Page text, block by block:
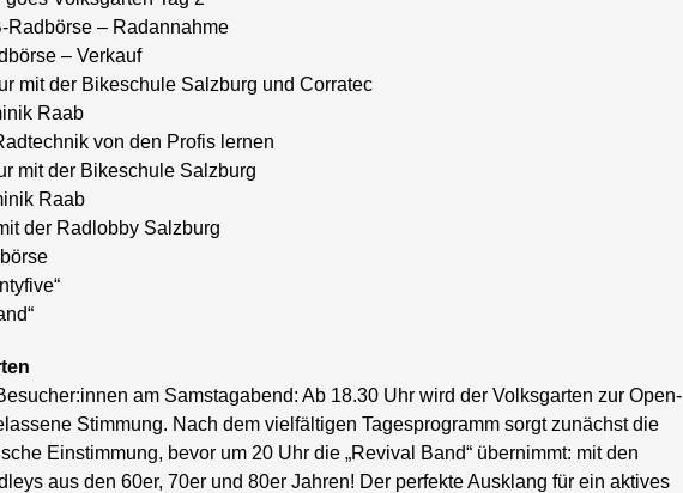
Radbörse – Radannahme
– Verkauf
mit der Bikeschule Salzburg und Corratec
Raab
von den Profis lernen
mit der Bikeschule Salzburg
Raab
der Radlobby Salzburg
am Samstagabend: Ab 18.30 Uhr wird der Volksgarten zur Open-
Stimmung. Nach dem vielfältigen Tagesprogramm sorgt zunächst die
Einstimmung, bevor um 20 Uhr die „Revival Band“ übernimmt: mit den
aus den 60er, 70er und 80er Jahren! Der perfekte Ausklang für ein aktives